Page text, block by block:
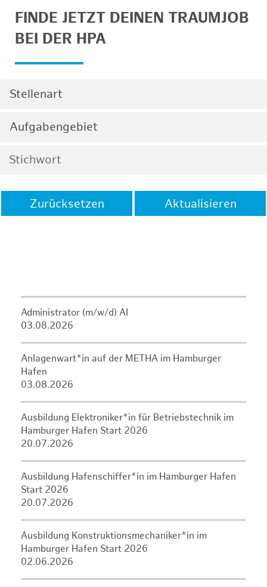
FINDE JETZT DEINEN TRAUMJOB
BEI DER HPA
Stellenart
Aufgabengebiet
Zurücksetzen Aktualisieren
Administrator (m/w/d) AI
03.08.2026
Anlagenwart*in auf der METHA im Hamburger
Hafen
03.08.2026
Ausbildung Elektroniker*in für Betriebstechnik im
Hamburger Hafen Start 2026
20.07.2026
Ausbildung Hafenschiffer*in im Hamburger Hafen
Start 2026
20.07.2026
Ausbildung Konstruktionsmechaniker*in im
Hamburger Hafen Start 2026
02.06.2026